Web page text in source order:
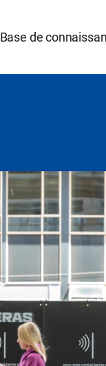
Base de